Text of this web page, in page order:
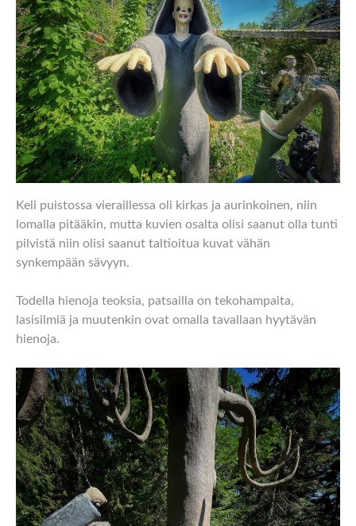
Keli puistossa vieraillessa oli kirkas ja aurinkoinen, niin
lomalla pitääkin, mutta kuvien osalta olisi saanut olla tunti
pilvistä niin olisi saanut taltioitua kuvat vähän
synkempään sävyyn.
Todella hienoja teoksia, patsailla on tekohampaita,
lasisilmiä ja muutenkin ovat omalla tavallaan hyytävän
hienoja.